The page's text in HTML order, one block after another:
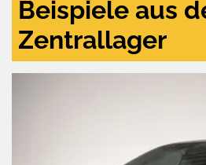
Beispiele aus
Zentrallager